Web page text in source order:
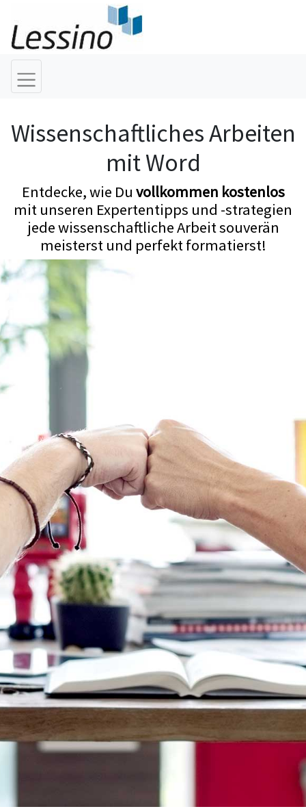
Wissenschaftliches Arbeiten
mit Word
Entdecke, wie Du vollkommen kostenlos
mit unseren Expertentipps und -strategien
jede wissenschaftliche Arbeit souverän
meisterst und perfekt formatierst!